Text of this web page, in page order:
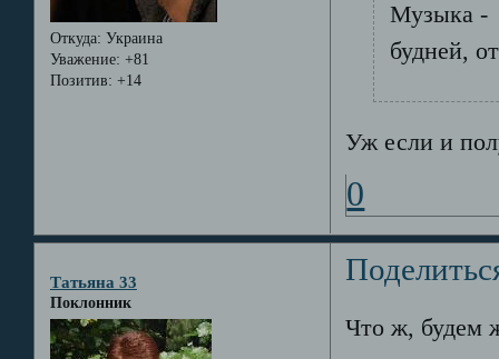
Откуда: Украина
Уважение: +81
Позитив: +14
Музыка -
будней,
Уж если и
0
Татьяна 33
Поклонник
Что ж, будем